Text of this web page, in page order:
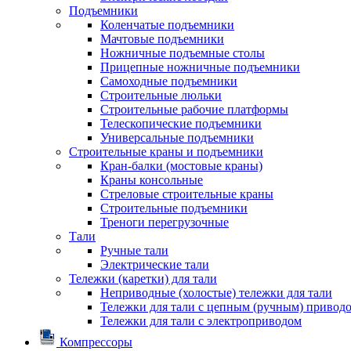
Подъемники
Коленчатые подъемники
Мачтовые подъемники
Ножничные подъемные столы
Прицепные ножничные подъемники
Самоходные подъемники
Строительные люльки
Строительные рабочие платформы
Телескопические подъемники
Универсальные подъемники
Строительные краны и подъемники
Кран-балки (мостовые краны)
Краны консольные
Стреловые строительные краны
Строительные подъемники
Треноги перегрузочные
Тали
Ручные тали
Электрические тали
Тележки (каретки) для тали
Неприводные (холостые) тележки для тали
Тележки для тали с цепным (ручным)
Тележки для тали с электроприводом
Компрессоры